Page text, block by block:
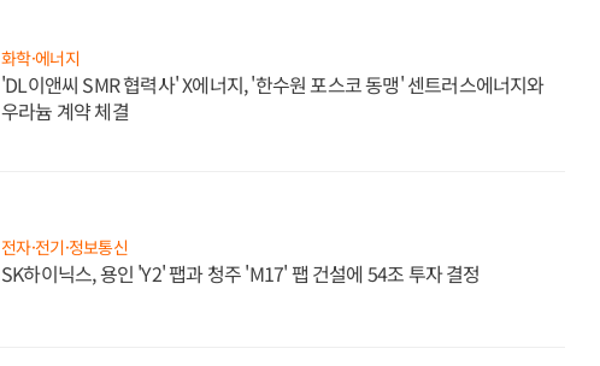
화학·에너지
'DL이앤씨 SMR 협력사' X에너지, '한수원 포스코 동맹' 센트러스에너지와
우라늄 계약 체결
전자·전기·정보통신
SK하이닉스, 용인 'Y2' 팹과 청주 'M17' 팹 건설에 54조 투자 결정